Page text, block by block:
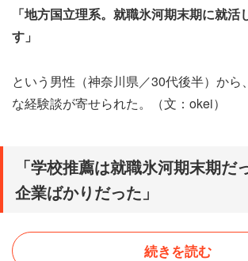
「地方国立理系。就職氷河期末期に就活
す」
という男性（神奈川県／30代後半）から
な経験談が寄せられた。（文：okei）
「学校推薦は就職氷河期末期だ
企業ばかりだった」
続きを読む